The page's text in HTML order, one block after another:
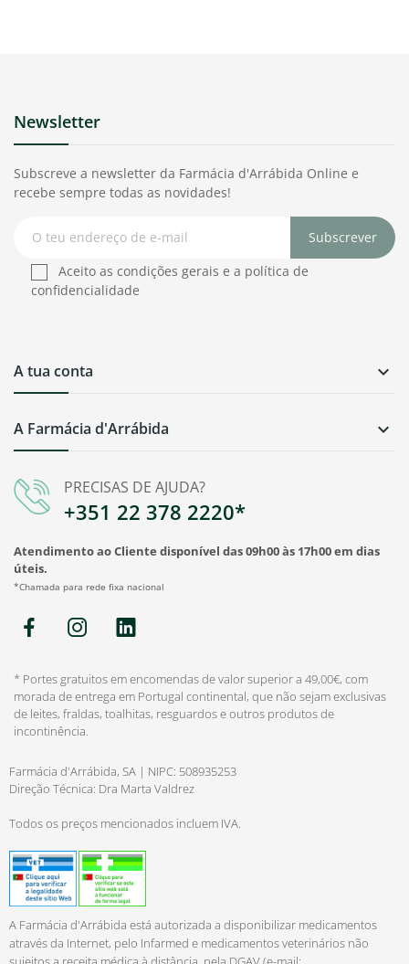
PRECISAS DE AJUDA?
+351 22 378 2220*
Atendimento ao Cliente disponível das 09h00 às 17h00 em dias
úteis.
*Chamada para rede fixa nacional
A Farmácia d'Arrábida 
A tua conta 
Newsletter
Subscreve a newsletter da Farmácia d'Arrábida Online e
recebe sempre todas as novidades!
Subscrever
Aceito as condições gerais e a política de
confidencialidade
* Portes gratuitos em encomendas de valor superior a 49,00€, com
morada de entrega em Portugal continental, que não sejam exclusivas
de leites, fraldas, toalhitas, resguardos e outros produtos de
incontinência.
Farmácia d'Arrábida, SA | NIPC: 508935253
Direção Técnica: Dra Marta Valdrez
Todos os preços mencionados incluem IVA.
A Farmácia d'Arrábida está autorizada a disponibilizar medicamentos
através da Internet, pelo Infarmed e medicamentos veterinários não